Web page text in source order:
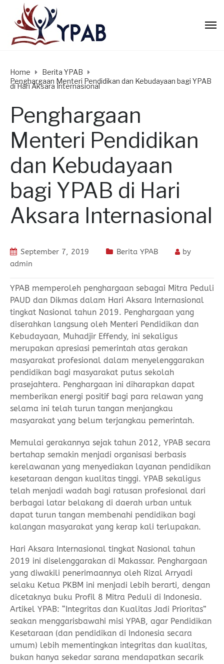
Home
Berita YPAB
Penghargaan Menteri Pendidikan dan Kebudayaan bagi YPAB
di Hari Aksara Internasional
Penghargaan
Menteri Pendidikan
dan Kebudayaan
bagi YPAB di Hari
Aksara Internasional
September 7, 2019 Berita YPAB
by
admin
YPAB memperoleh penghargaan sebagai Mitra Peduli
PAUD dan Dikmas dalam Hari Aksara Internasional
tingkat Nasional tahun 2019. Penghargaan yang
diserahkan langsung oleh Menteri Pendidikan dan
Kebudayaan, Muhadjir Effendy, ini sekaligus
merupakan apresiasi pemerintah atas gerakan
masyarakat profesional dalam menyelenggarakan
pendidikan bagi masyarakat putus sekolah
prasejahtera. Penghargaan ini diharapkan dapat
memberikan energi positif bagi para relawan yang
selama ini telah turun tangan menjangkau
masyarakat yang belum terjangkau pemerintah.
Memulai gerakannya sejak tahun 2012, YPAB secara
bertahap semakin menjadi organisasi berbasis
kerelawanan yang menyediakan layanan pendidikan
kesetaraan dengan kualitas tinggi. YPAB sekaligus
telah menjadi wadah bagi ratusan profesional dari
berbagai latar belakang di daerah urban untuk
dapat turun tangan membenahi pendidikan bagi
kalangan masyarakat yang kerap kali terlupakan.
Hari Aksara Internasional tingkat Nasional tahun
2019 ini diselenggarakan di Makassar. Penghargaan
yang diwakili penerimaannya oleh Rizal Arryadi
selaku Ketua PKBM ini menjadi lebih berarti, dengan
dicetaknya buku Profil 8 Mitra Peduli di Indonesia.
Artikel YPAB: “Integritas dan Kualitas Jadi Prioritas”
seakan menggarisbawahi misi YPAB, agar Pendidikan
Kesetaraan (dan pendidikan di Indonesia secara
umum) lebih mementingkan integritas dan kualitas,
bukan hanya sekedar sarana mendapatkan secarik